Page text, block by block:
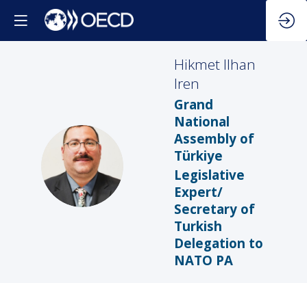
HII
Hikmet Ilhan
Iren
Grand
National
Assembly of
Türkiye
Legislative
Expert/
Secretary of
Turkish
Delegation to
NATO PA